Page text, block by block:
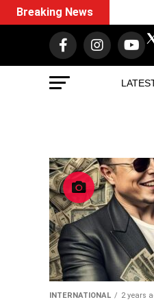
Breaking News
INTERNATIONAL 2 years